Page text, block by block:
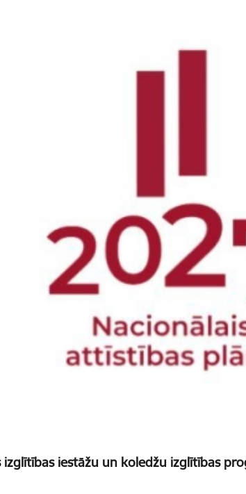
iestāžu un koledžu izglītības